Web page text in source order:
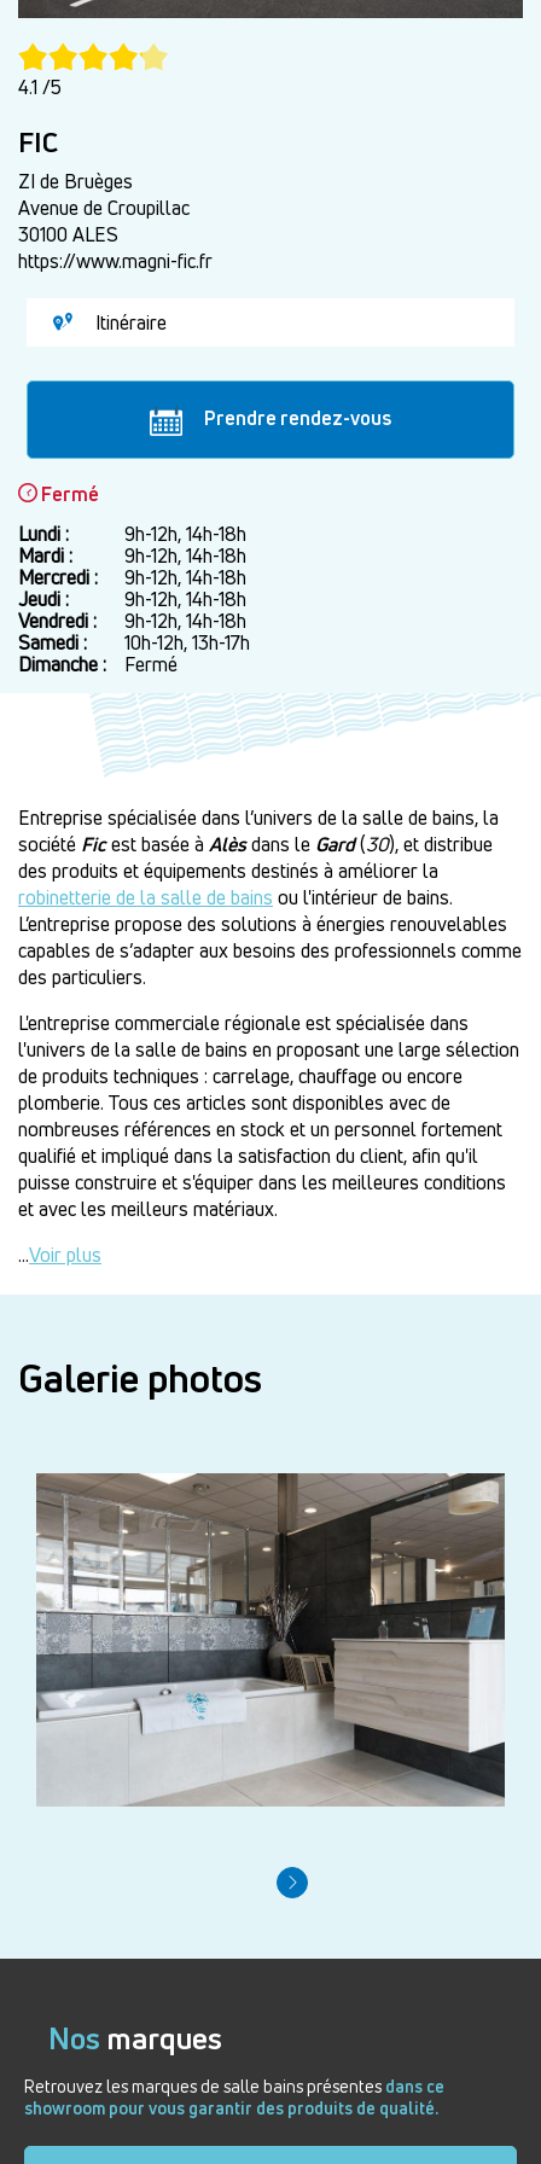
4.1 /5
FIC
ZI de Bruèges
Avenue de Croupillac
30100 ALES
https://www.magni-fic.fr
Itinéraire
Prendre rendez-vous
Fermé
Jour
Plage
horaire
Lundi :
9h-12h, 14h-18h
Mardi :
9h-12h, 14h-18h
Mercredi :
9h-12h, 14h-18h
Jeudi :
9h-12h, 14h-18h
Vendredi :
9h-12h, 14h-18h
Samedi :
10h-12h, 13h-17h
Dimanche :
Fermé
Entreprise spécialisée dans l’univers de la salle de bains, la
société Ficest basée à Alèsdans le Gard(30), et distribue
des produits et équipements destinés à améliorer la
robinetterie de la salle de bains ou l'intérieur de bains.
L’entreprise propose des solutions à énergies renouvelables
capables de s’adapter aux besoins des professionnels comme
des particuliers.
L'entreprise commerciale régionale est spécialisée dans
l'univers de la salle de bains en proposant une large sélection
de produits techniques : carrelage, chauffage ou encore
plomberie. Tous ces articles sont disponibles avec de
nombreuses références en stock et un personnel fortement
qualifié et impliqué dans la satisfaction du client, afin qu'il
puisse construire et s'équiper dans les meilleures conditions
et avec les meilleurs matériaux.
...Voir plus
Galerie photos
Nos marques
Retrouvez les marques de salle bains présentes dans ce
showroom pour vous garantir des produits de qualité.